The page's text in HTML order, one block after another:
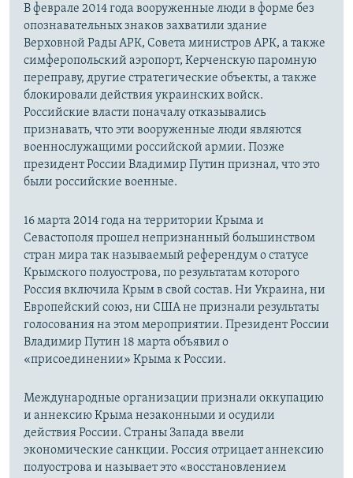
В феврале 2014 года вооруженные люди в форме без
опознавательных знаков захватили здание
Верховной Рады АРК, Совета министров АРК, а также
симферопольский аэропорт, Керченскую паромную
переправу, другие стратегические объекты, а также
блокировали действия украинских войск.
Российские власти поначалу отказывались
признавать, что эти вооруженные люди являются
военнослужащими российской армии. Позже
президент России Владимир Путин признал, что это
были российские военные.
16 марта 2014 года на территории Крыма и
Севастополя прошел непризнанный большинством
стран мира так называемый референдум о статусе
Крымского полуострова, по результатам которого
Россия включила Крым в свой состав. Ни Украина, ни
Европейский союз, ни США не признали результаты
голосования на этом мероприятии. Президент России
Владимир Путин 18 марта объявил о
«присоединении» Крыма к России.
Международные организации признали оккупацию
и аннексию Крыма незаконными и осудили
действия России. Страны Запада ввели
экономические санкции. Россия отрицает аннексию
полуострова и называет это «восстановлением